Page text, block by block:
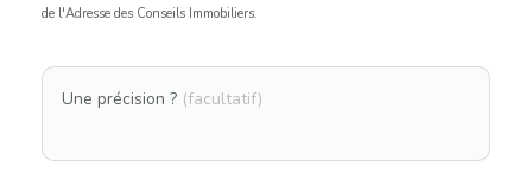
de l'Adresse des Conseils Immobiliers.
Une précision ? (facultatif)